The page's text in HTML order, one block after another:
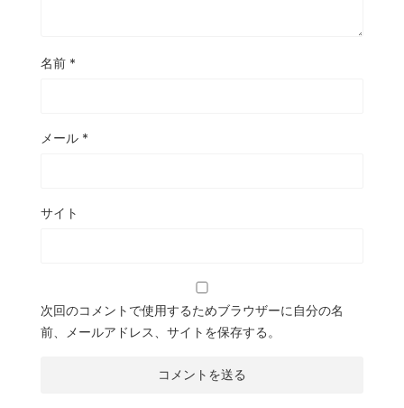
名前 *
メール *
サイト
次回のコメントで使用するためブラウザーに自分の名
前、メールアドレス、サイトを保存する。